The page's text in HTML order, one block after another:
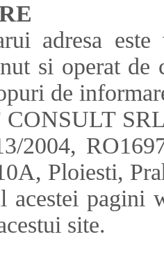
adresa
si operat
de
2004,
Ploiesti,
acestei pagini
site.